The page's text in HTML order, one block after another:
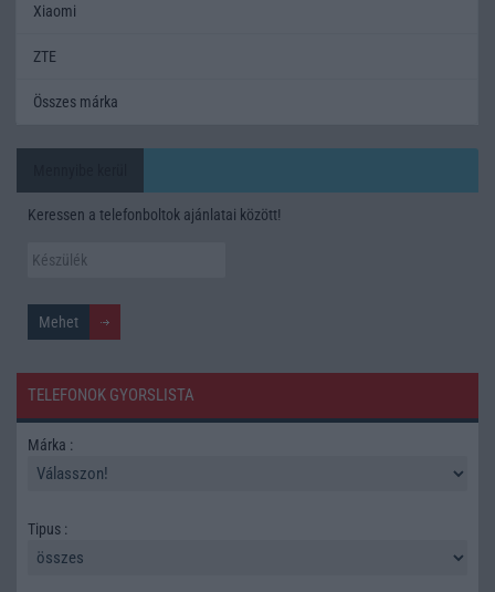
Xiaomi
ZTE
Összes márka
Keressen a telefonboltok ajánlatai között!
TELEFONOK GYORSLISTA
Márka :
Tipus :